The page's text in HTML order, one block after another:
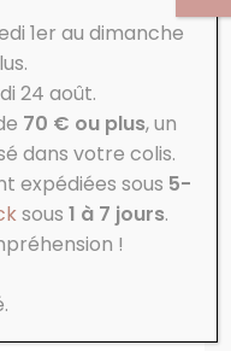
RUPTURE DE STOCK
éponge de Bambou
LA SUITE
1er au dimanche
24 août.
70 € ou plus, un
dans votre colis.
expédiées sous 5-
sous 1 à 7 jours.
!